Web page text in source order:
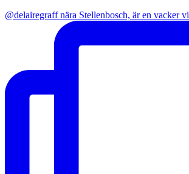
@delairegraff nära Stellenbosch, är en vacker vi